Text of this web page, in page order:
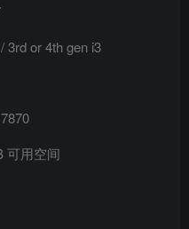
3rd or 4th gen i3
可用空间